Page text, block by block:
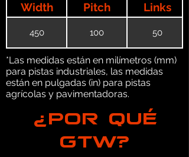
Width
Pitch
Links
450 100 50
*Las medidas están en milímetros (mm)
para pistas industriales, las medidas
están en pulgadas (in) para pistas
agrícolas y pavimentadoras.
¿POR QUÉ
GTW?